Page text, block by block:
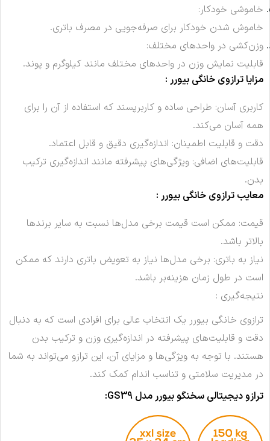
خاموشی خودکار:
خاموش شدن خودکار برای صرفه‌جویی در مصرف باتری.
وزن‌کشی در واحدهای مختلف:
قابلیت نمایش وزن در واحدهای مختلف مانند کیلوگرم و پوند.
مزایا ترازوی خانگی بیورر :
کاربری آسان: طراحی ساده و کاربرپسند که استفاده از آن را برای
همه آسان می‌کند.
دقت و قابلیت اطمینان: اندازه‌گیری دقیق و قابل اعتماد.
قابلیت‌های اضافی: ویژگی‌های پیشرفته مانند اندازه‌گیری ترکیب
بدن.
معایب ترازوی خانگی بیورر :
قیمت: ممکن است قیمت برخی مدل‌ها نسبت به سایر برندها
بالاتر باشد.
نیاز به باتری: برخی مدل‌ها نیاز به تعویض باتری دارند که ممکن
است در طول زمان هزینه‌بر باشد.
نتیجه‌گیری :
ترازوی خانگی بیورر یک انتخاب عالی برای افرادی است که به دنبال
دقت و قابلیت‌های پیشرفته در اندازه‌گیری وزن و ترکیب بدن
هستند. با توجه به ویژگی‌ها و مزایای آن، این ترازو می‌تواند به شما
در مدیریت سلامتی و تناسب اندام کمک کند.
ترازو دیجیتالی سخنگو بیورر مدل GS39: